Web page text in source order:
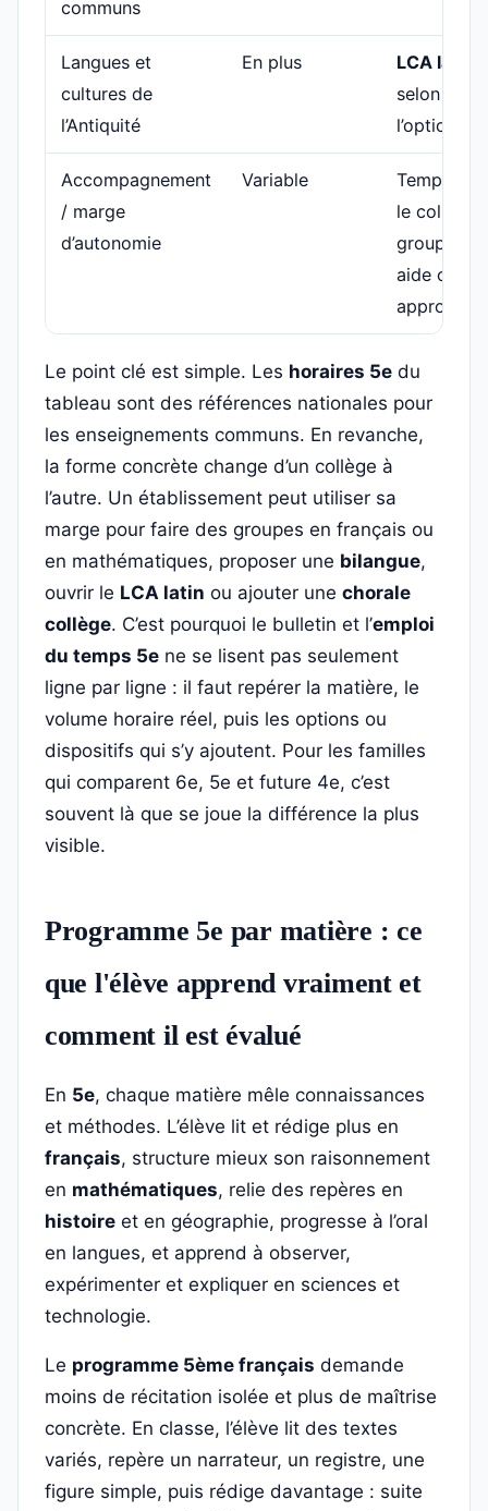
communs
Langues et
cultures de
l’Antiquité
En plus LCA latin
selon
l’option
Accompagnement
/ marge
d’autonomie
Variable
Temps
le collège
groupes,
aide ou
Le point clé est simple. Les horaires 5e du
tableau sont des références nationales pour
les enseignements communs. En revanche,
la forme concrète change d’un collège à
l’autre. Un établissement peut utiliser sa
marge pour faire des groupes en français ou
en mathématiques, proposer une bilangue,
ouvrir le LCA latin ou ajouter une chorale
collège. C’est pourquoi le bulletin et l’emploi
du temps 5e ne se lisent pas seulement
ligne par ligne : il faut repérer la matière, le
volume horaire réel, puis les options ou
dispositifs qui s’y ajoutent. Pour les familles
qui comparent 6e, 5e et future 4e, c’est
souvent là que se joue la différence la plus
visible.
Programme 5e par matière : ce
que l'élève apprend vraiment et
comment il est évalué
En 5e, chaque matière mêle connaissances
et méthodes. L’élève lit et rédige plus en
français, structure mieux son raisonnement
en mathématiques, relie des repères en
histoire et en géographie, progresse à l’oral
en langues, et apprend à observer,
expérimenter et expliquer en sciences et
technologie.
Le programme 5ème français demande
moins de récitation isolée et plus de maîtrise
concrète. En classe, l’élève lit des textes
variés, repère un narrateur, un registre, une
figure simple, puis rédige davantage : suite